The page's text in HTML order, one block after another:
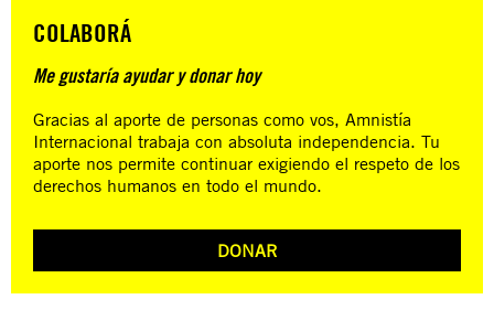
COLABORÁ
Me gustaría ayudar y donar hoy
Gracias al aporte de personas como vos, Amnistía
Internacional trabaja con absoluta independencia. Tu
aporte nos permite continuar exigiendo el respeto de los
derechos humanos en todo el mundo.
DONAR